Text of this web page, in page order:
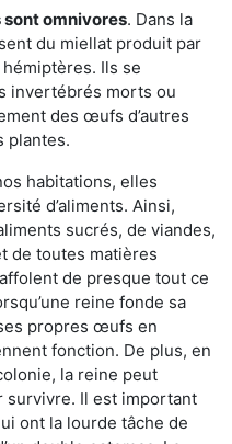
omnivores. Dans la
du miellat produit par
Ils se
invertébrés morts ou
des œufs d’autres
plantes.
habitations, elles
d’aliments. Ainsi,
sucrés, de viandes,
de toutes matières
de presque tout ce
reine fonde sa
propres œufs en
fonction. De plus, en
la reine peut
survivre. Il est important
ont la lourde tâche de